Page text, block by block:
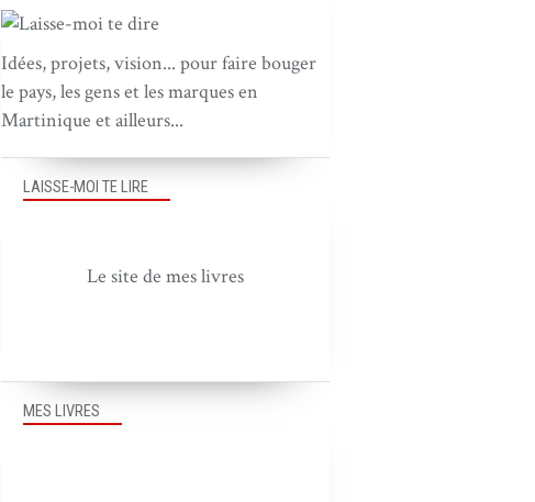
BOUGER LES GENS
Idées, projets, vision... pour faire bouger
le pays, les gens et les marques en
Martinique et ailleurs...
MES LIVRES
LAISSE-MOI TE LIRE
Le site de mes livres